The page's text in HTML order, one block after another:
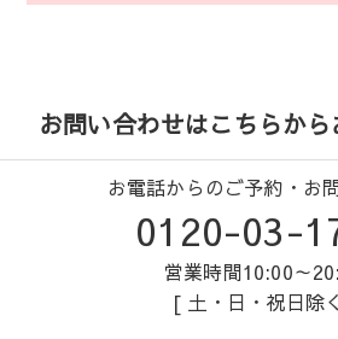
お問い合わせはこちらか
お電話からのご予約・お
0120-03-
営業時間10:00～
[ 土・日・祝日除